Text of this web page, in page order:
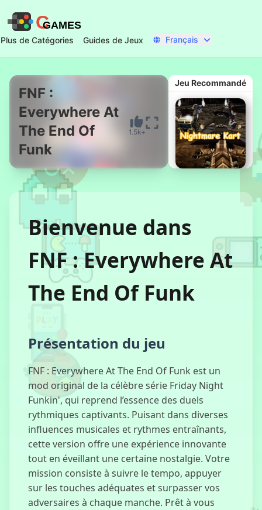
CGAMES
Plus de Catégories Guides de Jeux Français
Commencer Maintenant
FNF :
Everywhere At
The End Of
Funk
1.5k+
Jeu Recommandé
Cauchemardesque
CS En ligne
de Course
Évasion de
l'École de
Barry
Granny Horror
Bienvenue dans
FNF : Everywhere At
The End Of Funk
Présentation du jeu
FNF : Everywhere At The End Of Funk est un
mod original de la célèbre série Friday Night
Funkin', qui reprend l’essence des duels
rythmiques captivants. Puisant dans diverses
influences musicales et rythmes entraînants,
cette version offre une expérience innovante
tout en éveillant une certaine nostalgie. Votre
mission consiste à suivre le tempo, appuyer
sur les touches adéquates et surpasser vos
adversaires à chaque manche. Prêt à vous